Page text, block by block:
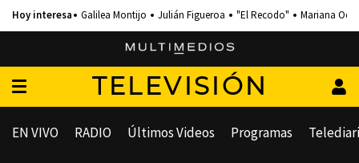
Galilea Montijo Julián Figueroa "El Recodo" Mariana
TELEVISIÓN
EN VIVO RADIO Últimos Videos Programas